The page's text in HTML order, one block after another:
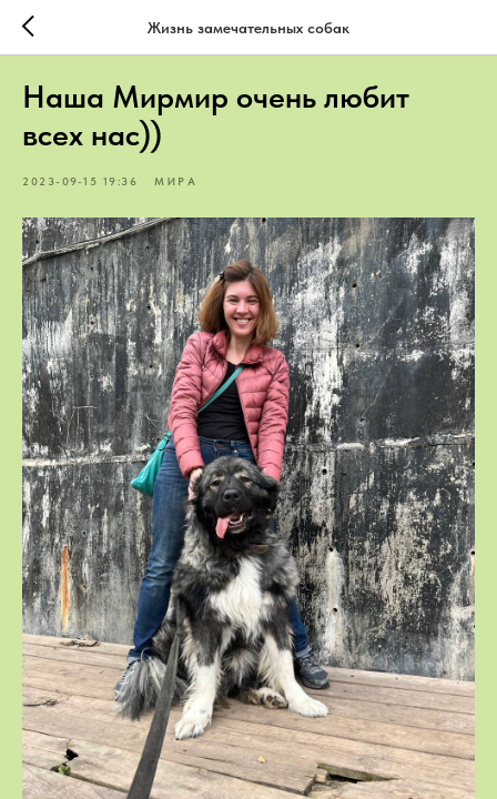
Жизнь замечательных собак
Наша Мирмир очень любит
всех нас))
2023-09-15 19:36 МИРА